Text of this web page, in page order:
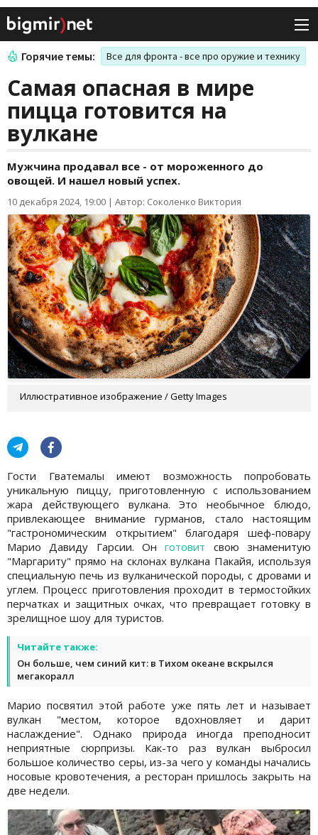
Горячие темы: Все для фронта - все про оружие и технику
Самая опасная в мире
пицца готовится на
вулкане
Мужчина продавал все - от мороженного до
овощей. И нашел новый успех.
10 декабря 2024, 19:00 | Автор: Соколенко Виктория
Иллюстративное изображение / Getty Images
Гости Гватемалы имеют возможность попробовать
уникальную пиццу, приготовленную с использованием
жара действующего вулкана. Это необычное блюдо,
привлекающее внимание гурманов, стало настоящим
"гастрономическим открытием" благодаря шеф-повару
Марио Давиду Гарсии. Онготовит свою знаменитую
"Маргариту" прямо на склонах вулкана Пакайя, используя
специальную печь из вулканической породы, с дровами и
углем. Процесс приготовления проходит в термостойких
перчатках и защитных очках, что превращает готовку в
зрелищное шоу для туристов.
Читайте также:
Он больше, чем синий кит: в Тихом океане вскрылся
мегакоралл
Марио посвятил этой работе уже пять лет и называет
вулкан "местом, которое вдохновляет и дарит
наслаждение". Однако природа иногда преподносит
неприятные сюрпризы. Как-то раз вулкан выбросил
большое количество серы, из-за чего у команды начались
носовые кровотечения, а ресторан пришлось закрыть на
две недели.